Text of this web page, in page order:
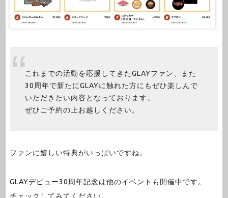
これまでの活動を応援してきたGLAYファン、また
30周年で新たにGLAYに触れた方にもぜひ楽しんで
いただきたい内容となっております。
ぜひご予約の上お越しください。
ファンに嬉しい特典がいっぱいですね。
GLAYデビュー30周年記念は他のイベントも開催中です。
チェックしてみてください。